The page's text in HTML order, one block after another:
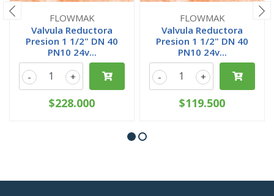
FLOWMAK
Valvula Reductora
Presion 1 1/2" DN 40
PN10 24v...
+
-
$228.000
FLOWMAK
Valvula Reductora
Presion 1 1/2" DN 40
PN10 24v...
+
-
$119.500